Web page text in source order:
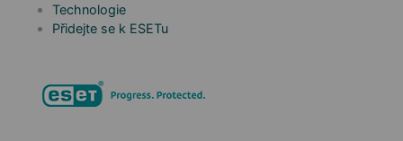
Technologie
Přidejte se k ESETu